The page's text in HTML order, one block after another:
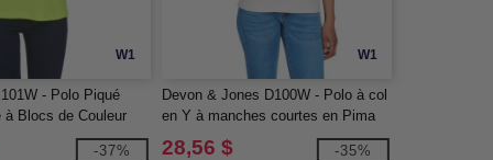
W1
- Polo Piqué
à Blocs de Couleur
Balance
-37%
W1
Devon & Jones D100W - Polo à col
en Y à manches courtes en Pima
pour dames
28,56 $ -35%